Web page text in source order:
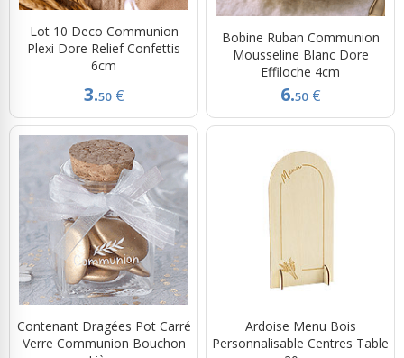
Lot 10 Deco Communion
Plexi Dore Relief Confettis
6cm
3.50 €
Bobine Ruban Communion
Mousseline Blanc Dore
Effiloche 4cm
6.50 €
Contenant Dragées Pot Carré
Verre Communion Bouchon
Ardoise Menu Bois
Personnalisable Centres Table